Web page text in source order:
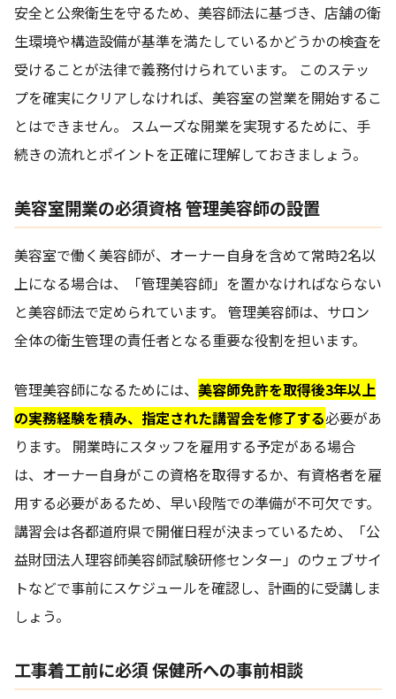
安全と公衆衛生を守るため、美容師法に基づき、店舗の衛
生環境や構造設備が基準を満たしているかどうかの検査を
受けることが法律で義務付けられています。 このステッ
プを確実にクリアしなければ、美容室の営業を開始するこ
とはできません。 スムーズな開業を実現するために、手
続きの流れとポイントを正確に理解しておきましょう。
美容室開業の必須資格 管理美容師の設置
美容室で働く美容師が、オーナー自身を含めて常時2名以
上になる場合は、「管理美容師」を置かなければならない
と美容師法で定められています。 管理美容師は、サロン
全体の衛生管理の責任者となる重要な役割を担います。
管理美容師になるためには、 美容師免許を取得後3年以上
の実務経験を積み、指定された講習会を修了する必要があ
ります。 開業時にスタッフを雇用する予定がある場合
は、オーナー自身がこの資格を取得するか、有資格者を雇
用する必要があるため、早い段階での準備が不可欠です。
講習会は各都道府県で開催日程が決まっているため、「公
益財団法人理容師美容師試験研修センター」のウェブサイ
トなどで事前にスケジュールを確認し、計画的に受講しま
しょう。
工事着工前に必須 保健所への事前相談